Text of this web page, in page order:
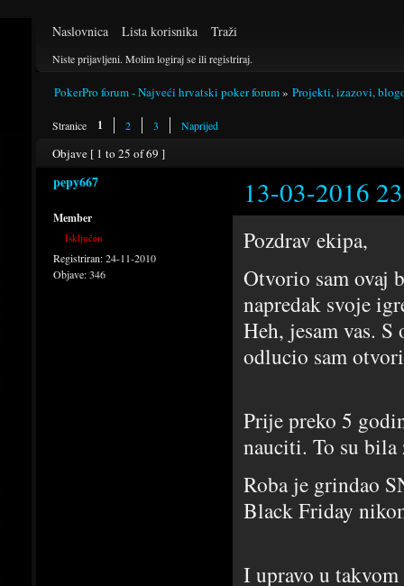
Naslovnica Lista korisnika Traži
Niste prijavljeni. Molim logiraj se ili registriraj.
PokerPro forum - Najveći hrvatski poker forum» Projekti, izazovi,
Stranice 1 2 3 Naprijed
Objave [ 1 to 25 of 69 ]
pepy667 13-03-2016
Member
Isključen
Registriran:24-11-2010
Objave:346
Pozdrav ekipa,
Otvorio sam ovaj
napredak svoje
Heh, jesam vas.
odlucio sam
Prije preko 5
nauciti. To su bila
Roba je grindao
Black Friday
I upravo u